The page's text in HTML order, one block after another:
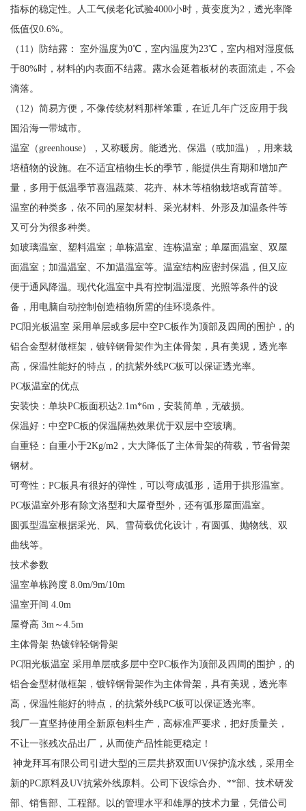
指标的稳定性。人工气候老化试验4000小时，黄变度为2，透光率降
低值仅0.6%。
（11）防结露： 室外温度为0℃，室内温度为23℃，室内相对湿度低
于80%时，材料的内表面不结露。露水会延着板材的表面流走，不会
滴落。
（12）简易方便，不像传统材料那样笨重，在近几年广泛应用于我
国沿海一带城市。
温室（greenhouse），又称暖房。能透光、保温（或加温），用来栽
培植物的设施。在不适宜植物生长的季节，能提供生育期和增加产
量，多用于低温季节喜温蔬菜、花卉、林木等植物栽培或育苗等。
温室的种类多，依不同的屋架材料、采光材料、外形及加温条件等
又可分为很多种类。
如玻璃温室、塑料温室；单栋温室、连栋温室；单屋面温室、双屋
面温室；加温温室、不加温温室等。温室结构应密封保温，但又应
便于通风降温。现代化温室中具有控制温湿度、光照等条件的设
备，用电脑自动控制创造植物所需的佳环境条件。
PC阳光板温室 采用单层或多层中空PC板作为顶部及四周的围护，的
铝合金型材做框架，镀锌钢骨架作为主体骨架，具有美观，透光率
高，保温性能好的特点，的抗紫外线PC板可以保证透光率。
PC板温室的优点
安装快：单块PC板面积达2.1m*6m，安装简单，无破损。
保温好：中空PC板的保温隔热效果优于双层中空玻璃。
自重轻：自重小于2Kg/m2，大大降低了主体骨架的荷载，节省骨架
钢材。
可弯性：PC板具有很好的弹性，可以弯成弧形，适用于拱形温室。
PC板温室外形有除文洛型和大屋脊型外，还有弧形屋面温室。
圆弧型温室根据采光、风、雪荷载优化设计，有圆弧、抛物线、双
曲线等。
技术参数
温室单栋跨度 8.0m/9m/10m
温室开间 4.0m
屋脊高 3m～4.5m
主体骨架 热镀锌轻钢骨架
PC阳光板温室 采用单层或多层中空PC板作为顶部及四周的围护，的
铝合金型材做框架，镀锌钢骨架作为主体骨架，具有美观，透光率
高，保温性能好的特点，的抗紫外线PC板可以保证透光率。
我厂一直坚持使用全新原包料生产，高标准严要求，把好质量关，
不让一张残次品出厂，从而使产品性能更稳定！
神龙拜耳有限公司引进大型的三层共挤双面UV保护流水线，采用全
新的PC原料及UV抗紫外线原料。公司下设综合办、**部、技术研发
部、销售部、工程部。以的管理水平和雄厚的技术力量，凭借公司